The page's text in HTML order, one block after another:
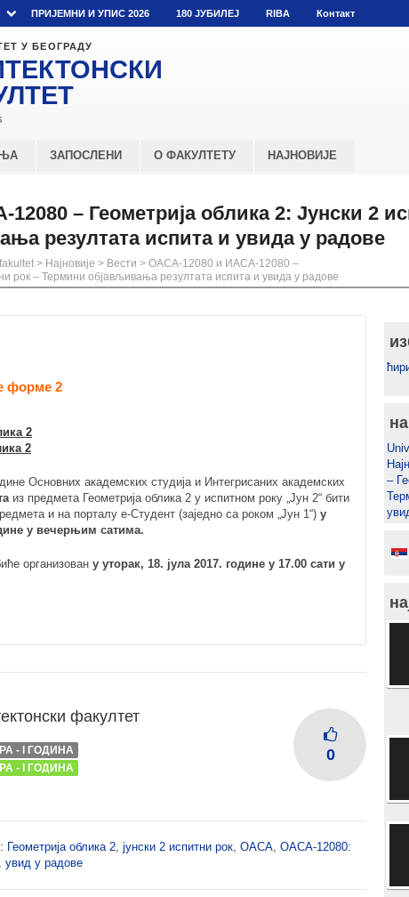
ПРИЈЕМНИ И УПИС 2026 180 ЈУБИЛЕЈ RIBA Контакт
У БЕОГРАДУ
ЗАПОСЛЕНИ О ФАКУЛТЕТУ НАЈНОВИЈЕ
– Геометрија облика 2: Јунски 2
резултата испита и увида у радове
> Најновије > Вести > ОАСА-12080 и ИАСА-12080 –
рок – Термини објављивања резултата испита и увида у радове
форме 2
2
2
Основних академских студија и Интегрисаних академских
из предмета Геометрија облика 2 у испитном року „Јун 2“ бити
и на порталу е-Студент (заједно са роком „Јун 1“) у
у вечерњим сатима.
организован у уторак, 18. јула 2017. године у 17.00 сати у
факултет
- I ГОДИНА
- I ГОДИНА
0
облика 2, јунски 2 испитни рок, ОАСА, ОАСА-12080:
, увид у радове
–